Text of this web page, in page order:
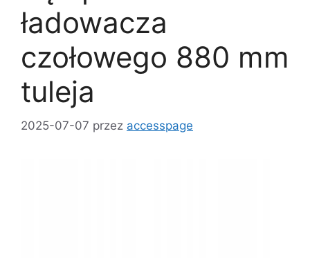
ładowacza
czołowego 880 mm
tuleja
2025-07-07 przez accesspage